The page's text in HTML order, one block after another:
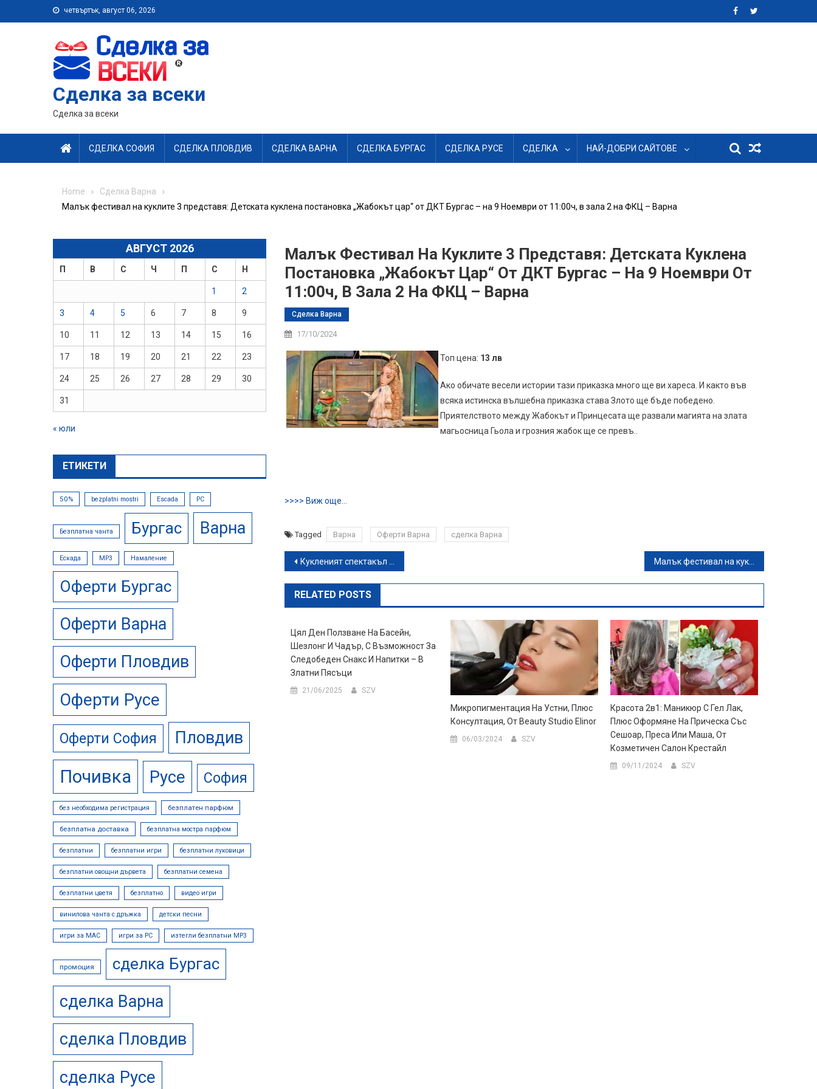
to
четвъртък, август 06, 2026
Сделка за всеки
Сделка за всеки
СДЕЛКА СОФИЯ СДЕЛКА ПЛОВДИВ СДЕЛКА ВАРНА СДЕЛКА БУРГАС СДЕЛКА РУСЕ СДЕЛКА НАЙ-ДОБРИ САЙТОВЕ
Home
Сделка Варна
Малък фестивал на куклите 3 представя: Детската куклена постановка „Жабокът цар“ от ДКТ Бургас – на 9 Ноември от 11:00ч, в зала 2 на ФКЦ – Варна
Малък Фестивал На Куклите 3 Представя: Детската Куклена
Постановка „Жабокът Цар“ От ДКТ Бургас – На 9 Ноември От
11:00ч, В Зала 2 На ФКЦ – Варна
Сделка Варна
17/10/2024
Топ цена: 13 лв
Ако обичате весели истории тази приказка много ще ви хареса. И както във
всяка истинска вълшебна приказка става Злото ще бъде победено.
Приятелството между Жабокът и Принцесата ще развали магията на злата
магьосница Гьола и грозния жабок ще се превъ..
>>>> Виж още…
Tagged Варна Оферти Варна сделка Варна
Навигация
Кукленият спектакъл „Косе Босе“ – на 1 Декември в Клуб Строежа Малък фестивал на куклите 3 представя: Детската куклена постановка „Жабокът цар“ от ДКТ Бургас – на 9 Ноември от 11:00ч, в зала 2 на ФКЦ – Варна
RELATED POSTS
Цял Ден Ползване На Басейн,
Шезлонг И Чадър, С Възможност За
Следобеден Снакс И Напитки – В
Златни Пясъци
21/06/2025 SZV
Микропигментация На Устни, Плюс
Консултация, От Beauty Studio Elinor
06/03/2024 SZV
Красота 2в1: Маникюр С Гел Лак,
Плюс Оформяне На Прическа Със
Сешоар, Преса Или Маша, От
Козметичен Салон Крестайл
09/11/2024 SZV
АВГУСТ 2026
П В С Ч П С Н
1 2
3 4 5 6 7 8 9
10 11 12 13 14 15 16
17 18 19 20 21 22 23
24 25 26 27 28 29 30
31
« юли
ЕТИКЕТИ
50% bezplatni mostri Escada PC
Безплатна чанта Бургас Варна
Ескада МР3 Намаление
Оферти Бургас
Оферти Варна
Оферти Пловдив
Оферти Русе
Оферти София Пловдив
Почивка Русе София
без необходима регистрация безплатен парфюм
безплатна доставка безплатна мостра парфюм
безплатни безплатни игри безплатни луковици
безплатни овощни дървета безплатни семена
безплатни цветя безплатно видео игри
винилова чанта с дръжка детски песни
игри за MAC игри за PC изтегли безплатни МР3
промоция сделка Бургас
сделка Варна
сделка Пловдив
сделка Русе